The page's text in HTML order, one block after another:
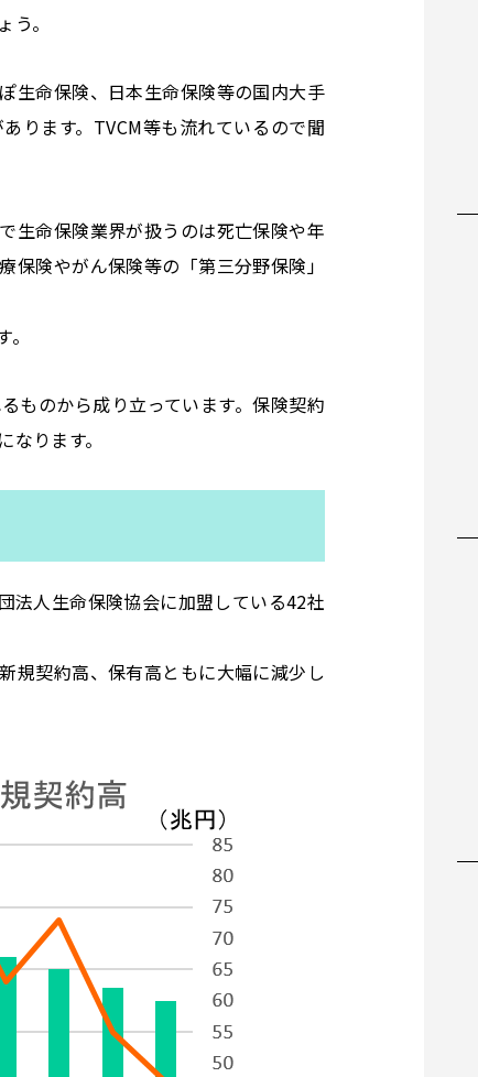
。
生命保険、日本生命保険等の国内大手
ります。TVCM等も流れているので聞
生命保険業界が扱うのは死亡保険や年
険やがん保険等の「第三分野保険」
のから成り立っています。保険契約
ります。
法人生命保険協会に加盟している42社
規契約高、保有高ともに大幅に減少し